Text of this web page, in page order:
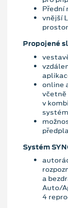
Přední
vnější
Propojené
online
včetně
v
Systém
a
Auto/
4